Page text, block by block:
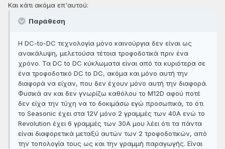
Kαι κάτι ακόμα επ'αυτού:
Παράθεση
H DC-to-DC τεχνολογία μόνο καινούργια δεν είναι ως
ανακάλυψη, μελετούσα τέτοια τροφοδοτικά πριν ένα
χρόνο. Τα DC to DC κύκλωματα είναι από τα κυριότερα σε
ένα τροφοδοτικό DC to DC, ακόμα και μόνο αυτή την
διαφορά να είχαν, που δεν έχουν μόνο αυτή την διαφορά.
Φυσικά αν και δεν γνωρίζω καθόλου το Μ12D αφού ποτέ
δεν είχα την τύχη να το δοκιμάσω εγώ προσωπικά, το ότι
το Seasonic έχει στα 12V μόνο 2 γραμμές των 40Α ενώ το
Revolution έχει 6 γραμμές των 30Α μου λέει ότι τα πάντα
είναι διαφορετικά μεταξύ αυτών των 2 τροφοδοτικών, από
την τοπολογία τους ως και την γραμμή παραγωγής. Είναι